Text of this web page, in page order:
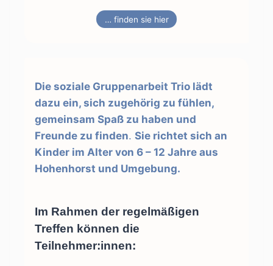
Die soziale Gruppenarbeit Trio lädt
dazu ein, sich zugehörig zu fühlen,
gemeinsam Spaß zu haben und
Freunde zu finden. Sie richtet sich an
Kinder im Alter von 6 – 12 Jahre aus
Hohenhorst und Umgebung.
Im Rahmen der regelmäßigen
Treffen können die
Teilnehmer:innen:
… finden sie hier